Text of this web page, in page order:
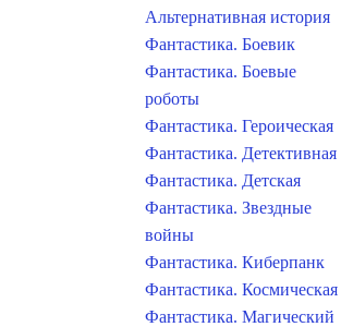
Альтернативная история
Фантастика. Боевик
Фантастика. Боевые
роботы
Фантастика. Героическая
Фантастика. Детективная
Фантастика. Детская
Фантастика. Звездные
войны
Фантастика. Киберпанк
Фантастика. Космическая
Фантастика. Магический